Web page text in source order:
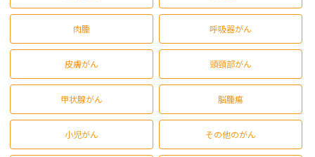
肉腫 呼吸器がん
皮膚がん 頭頸部がん
甲状腺がん 脳腫瘍
小児がん その他のがん